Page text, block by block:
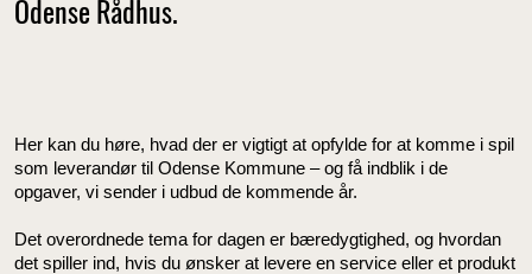
Odense Rådhus.
Her kan du høre, hvad der er vigtigt at opfylde for at komme i spil
som leverandør til Odense Kommune – og få indblik i de
opgaver, vi sender i udbud de kommende år.
Det overordnede tema for dagen er bæredygtighed, og hvordan
det spiller ind, hvis du ønsker at levere en service eller et produkt